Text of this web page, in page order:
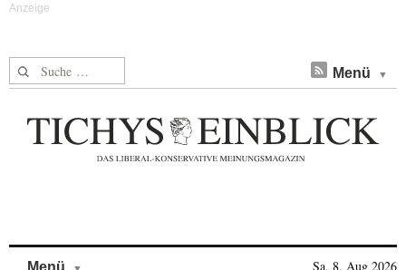
Suche nach: Menü
Menü Sa, 8. Aug 2026